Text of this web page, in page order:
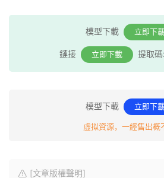
模型下載 立即下
鏈接 立即下載 提取
模型下載 立即下
虛拟資源，一經售出概
[文章版權聲明]